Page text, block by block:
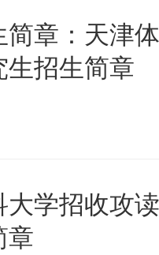
简章：天津
生招生简章
大学招收攻
章